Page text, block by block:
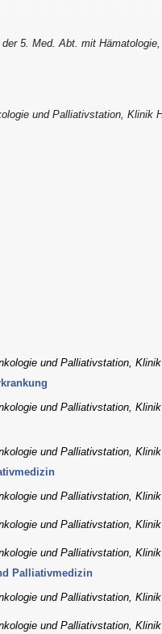
5. Med. Abt. mit
und Palliativstation, Klinik
und Palliativstation,
und Palliativstation,
und Palliativstation,
und Palliativstation,
und Palliativstation,
und Palliativstation,
Palliativmedizin
und Palliativstation,
und Palliativstation,